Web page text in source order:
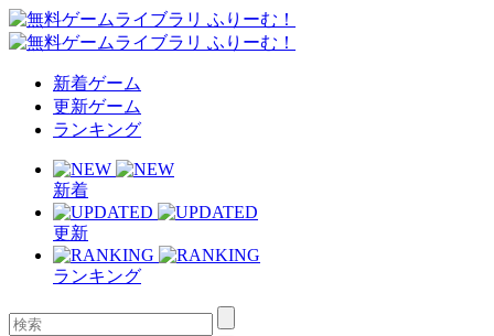
新着ゲーム
更新ゲーム
ランキング
新着
更新
ランキング